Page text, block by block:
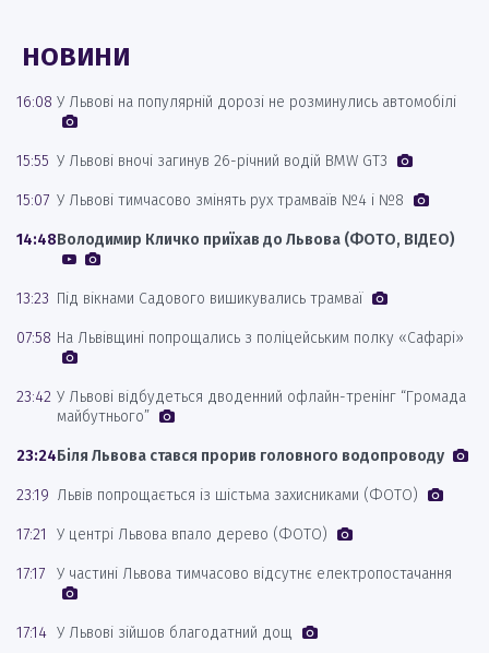
НОВИНИ
16:08 У Львові на популярній дорозі не розминулись автомобілі
15:55 У Львові вночі загинув 26-річний водій BMW GT3
15:07 У Львові тимчасово змінять рух трамваїв №4 і №8
14:48Володимир Кличко приїхав до Львова (ФОТО, ВІДЕО)
13:23 Під вікнами Садового вишикувались трамваї
07:58 На Львівщині попрощались з поліцейським полку «Сафарі»
23:42 У Львові відбудеться дводенний офлайн-тренінг “Громада
майбутнього”
23:24Біля Львова стався прорив головного водопроводу
23:19 Львів попрощається із шістьма захисниками (ФОТО)
17:21 У центрі Львова впало дерево (ФОТО)
17:17 У частині Львова тимчасово відсутнє електропостачання
17:14 У Львові зійшов благодатний дощ